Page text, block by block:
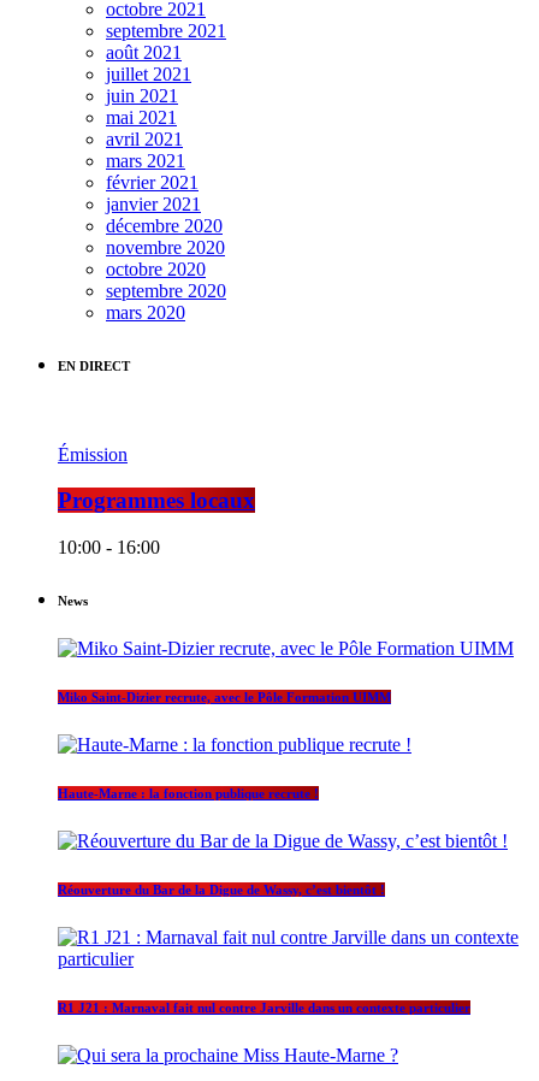
octobre 2021
septembre 2021
août 2021
juillet 2021
juin 2021
mai 2021
avril 2021
mars 2021
février 2021
janvier 2021
décembre 2020
novembre 2020
octobre 2020
septembre 2020
mars 2020
EN DIRECT
Émission
Programmes locaux
10:00 - 16:00
News
Miko Saint-Dizier recrute, avec le Pôle Formation UIMM
Haute-Marne : la fonction publique recrute !
Réouverture du Bar de la Digue de Wassy, c’est bientôt !
R1 J21 : Marnaval fait nul contre Jarville dans un contexte particulier